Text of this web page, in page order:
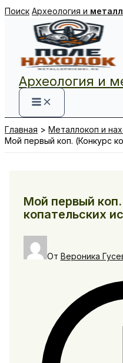
Перейти
содержимому
Поиск Археология и металл
Археология и
Главная
Металлокоп и
Мой первый коп. (Конкурс
Мой первый
копательских
От Вероника